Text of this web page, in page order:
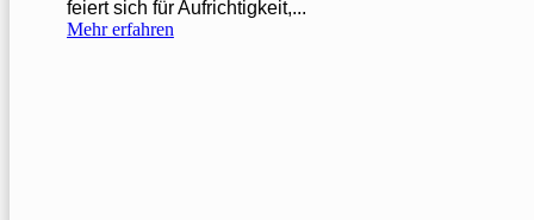
feiert sich für Aufrichtigkeit,...
Mehr erfahren